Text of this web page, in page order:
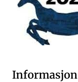
Informasjon